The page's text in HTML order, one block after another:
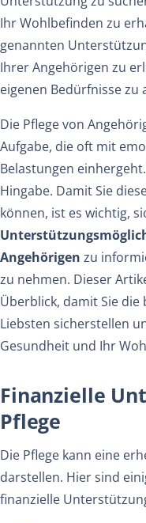
Ihr Wohlbefinden zu
genannten
Ihrer Angehörigen zu
eigenen Bedürfnisse zu
Die Pflege von
Aufgabe, die oft mit
Belastungen
Hingabe. Damit Sie
können, ist es wichtig,
Angehörigen zu
zu nehmen. Dieser
Überblick, damit Sie
Liebsten sicherstellen
Gesundheit und Ihr
Finanzielle
Pflege
Die Pflege kann eine
darstellen. Hier sind
finanzielle